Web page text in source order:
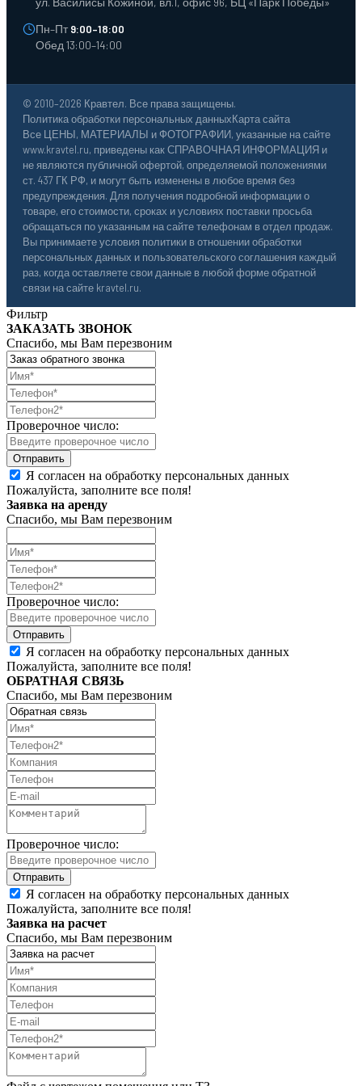
Пн–Пт9:00–18:00
Обед 13:00–14:00
© 2010–2026 Кравтел. Все права защищены.
Политика обработки персональных данныхКарта сайта
Все ЦЕНЫ, МАТЕРИАЛЫ и ФОТОГРАФИИ, указанные на сайте
www.kravtel.ru, приведены как СПРАВОЧНАЯ ИНФОРМАЦИЯ и
не являются публичной офертой, определяемой положениями
ст. 437 ГК РФ, и могут быть изменены в любое время без
предупреждения. Для получения подробной информации о
товаре, его стоимости, сроках и условиях поставки просьба
обращаться по указанным на сайте телефонам в отдел продаж.
Вы принимаете условия политики в отношении обработки
персональных данных и пользовательского соглашения каждый
раз, когда оставляете свои данные в любой форме обратной
связи на сайте kravtel.ru.
Фильтр
ЗАКАЗАТЬ ЗВОНОК
Спасибо, мы Вам перезвоним
Проверочное число:
Я согласен на обработку персональных данных
Пожалуйста, заполните все поля!
Заявка на аренду
Спасибо, мы Вам перезвоним
Проверочное число:
Я согласен на обработку персональных данных
Пожалуйста, заполните все поля!
ОБРАТНАЯ СВЯЗЬ
Спасибо, мы Вам перезвоним
Проверочное число:
Я согласен на обработку персональных данных
Пожалуйста, заполните все поля!
Заявка на расчет
Спасибо, мы Вам перезвоним